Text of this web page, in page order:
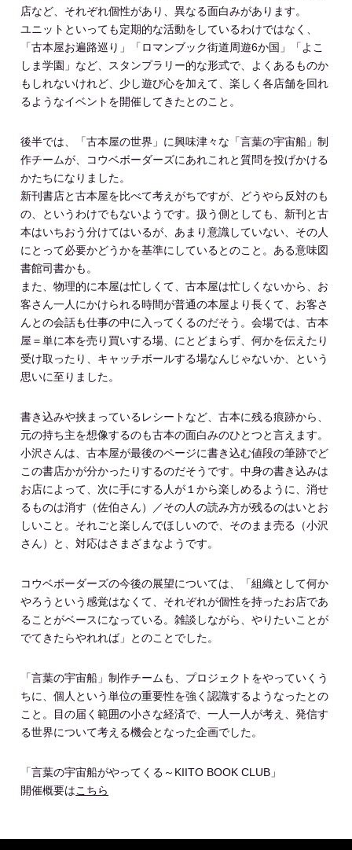
店など、それぞれ個性があり、異なる面白みがあります。
ユニットといっても定期的な活動をしているわけではなく、
「古本屋お遍路巡り」「ロマンブック街道周遊6か国」「よこ
しま学園」など、スタンプラリー的な形式で、よくあるものか
もしれないけれど、少し遊び心を加えて、楽しく各店舗を回れ
るようなイベントを開催してきたとのこと。
後半では、「古本屋の世界」に興味津々な「言葉の宇宙船」制
作チームが、コウベボーダーズにあれこれと質問を投げかける
かたちになりました。
新刊書店と古本屋を比べて考えがちですが、どうやら反対のも
の、というわけでもないようです。扱う側としても、新刊と古
本はいちおう分けてはいるが、あまり意識していない、その人
にとって必要かどうかを基準にしているとのこと。ある意味図
書館司書かも。
また、物理的に本屋は忙しくて、古本屋は忙しくないから、お
客さん一人にかけられる時間が普通の本屋より長くて、お客さ
んとの会話も仕事の中に入ってくるのだそう。会場では、古本
屋＝単に本を売り買いする場、にとどまらず、何かを伝えたり
受け取ったり、キャッチボールする場なんじゃないか、という
思いに至りました。
書き込みや挟まっているレシートなど、古本に残る痕跡から、
元の持ち主を想像するのも古本の面白みのひとつと言えます。
小沢さんは、古本屋が最後のページに書き込む値段の筆跡でど
この書店かが分かったりするのだそうです。中身の書き込みは
お店によって、次に手にする人が１から楽しめるように、消せ
るものは消す（佐伯さん）／その人の読み方が残るのはいとお
しいこと。それごと楽しんでほしいので、そのまま売る（小沢
さん）と、対応はさまざまなようです。
コウベボーダーズの今後の展望については、「組織として何か
やろうという感覚はなくて、それぞれが個性を持ったお店であ
ることがベースになっている。雑談しながら、やりたいことが
でてきたらやれれば」とのことでした。
「言葉の宇宙船」制作チームも、プロジェクトをやっていくう
ちに、個人という単位の重要性を強く認識するようなったとの
こと。目の届く範囲の小さな経済で、一人一人が考え、発信す
る世界について考える機会となった企画でした。
「言葉の宇宙船がやってくる～KIITO BOOK CLUB」
開催概要はこちら